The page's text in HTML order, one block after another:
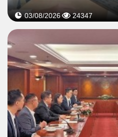
03/08/2026 24347